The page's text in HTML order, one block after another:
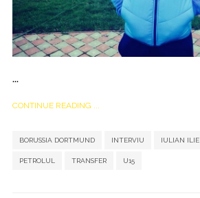
...
CONTINUE READING ...
BORUSSIA DORTMUND INTERVIU IULIAN ILIE
PETROLUL TRANSFER U15